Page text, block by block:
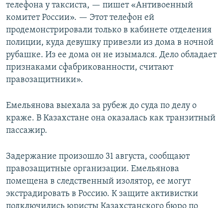
телефона у таксиста, — пишет «Антивоенный
комитет России». — Этот телефон ей
продемонстрировали только в кабинете отделения
полиции, куда девушку привезли из дома в ночной
рубашке. Из ее дома он не изымался. Дело обладает
признаками сфабрикованности, считают
правозащитники».
Емельянова выехала за рубеж до суда по делу о
краже. В Казахстане она оказалась как транзитный
пассажир.
Задержание произошло 31 августа, сообщают
правозащитные организации. Емельянова
помещена в следственный изолятор, ее могут
экстрадировать в Россию. К защите активистки